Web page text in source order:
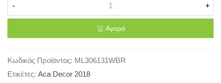
- +
Αγορά
Κωδικός Προϊόντος: ML306131WBR
Ετικέτες: Aca Decor 2018